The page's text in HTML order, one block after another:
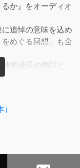
か』をオーディオ
追悼の意味を込め
めぐる回想」も全
的成長の物語と
楽しみください。
り伝えようとした
き、常にその問い
切り離すことなく